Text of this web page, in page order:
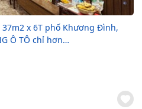
x 6T phố Khương Đình,
Ô TÔ chỉ hơn…